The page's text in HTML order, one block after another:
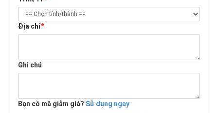
Địa chỉ*
Ghi chú
Bạn có mã giảm giá? Sử dụng ngay